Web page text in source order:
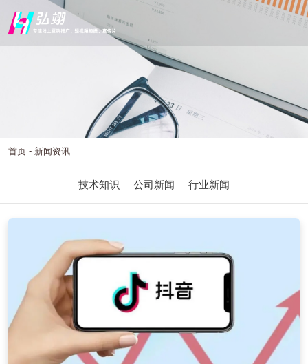
首页 - 新闻资讯
技术知识 公司新闻 行业新闻